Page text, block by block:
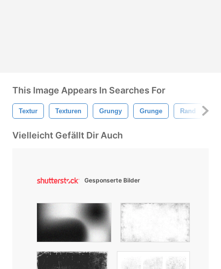
This Image Appears In Searches For
Textur Texturen Grungy Grunge Rand
Vielleicht Gefällt Dir Auch
Gesponserte Bilder